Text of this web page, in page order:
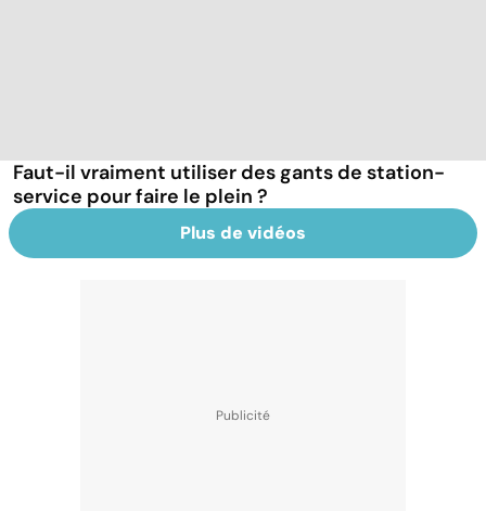
Faut-il vraiment utiliser des gants de station-
service pour faire le plein ?
Plus de vidéos